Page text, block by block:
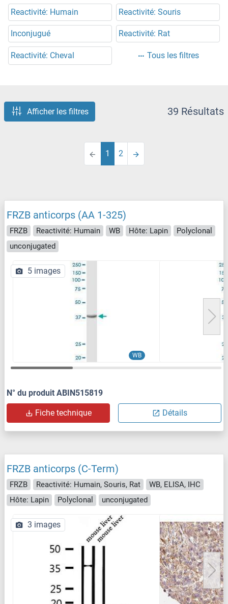
Reactivité: Humain
Reactivité: Souris
Inconjugué Reactivité: Rat
Reactivité: Cheval Tous les filtres
Afficher les filtres 39 Résultats
1 2
FRZB anticorps (AA 1-325)
FRZB Reactivité: Humain WB Hôte: Lapin
Polyclonal
unconjugated
WB
5 images
N° du produit ABIN515819
Fiche technique Détails
FRZB anticorps (C-Term)
FRZB Reactivité: Humain, Souris, Rat
WB, ELISA, IHC
Hôte: Lapin
Polyclonal unconjugated
3 images